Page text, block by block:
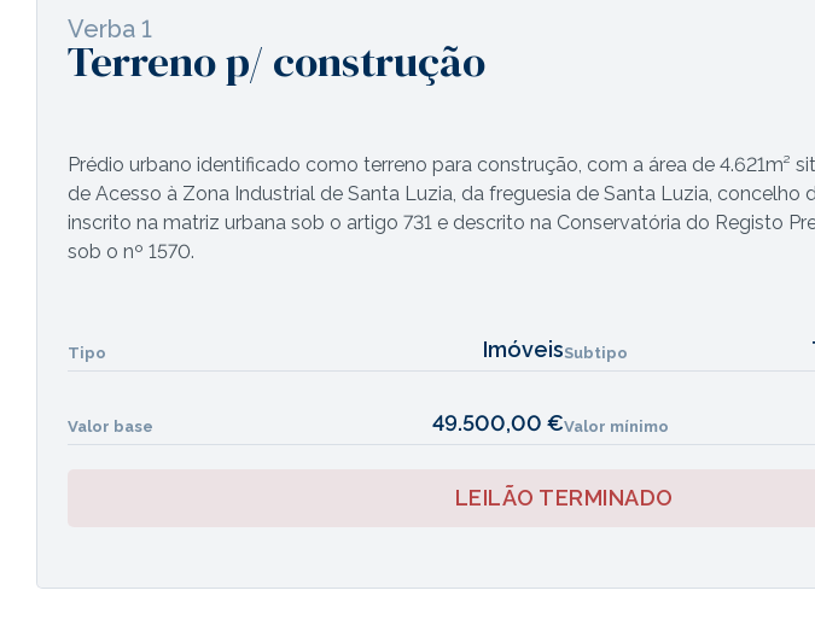
Verba 1
Terreno p/ construção
Prédio urbano identificado como terreno para construção, com a área de 4.621m²
de Acesso à Zona Industrial de Santa Luzia, da freguesia de Santa Luzia, concelho
inscrito na matriz urbana sob o artigo 731 e descrito na Conservatória do Registo
sob o nº 1570.
Tipo ImóveisSubtipo
Valor base 49.500,00 €Valor mínimo
LEILÃO TERMINADO